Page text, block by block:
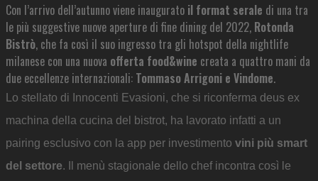
Con l’arrivo dell’autunno viene inaugurato il format serale di una tra
le più suggestive nuove aperture di fine dining del 2022, Rotonda
Bistrò, che fa così il suo ingresso tra gli hotspot della nightlife
milanese con una nuova offerta food&wine creata a quattro mani da
due eccellenze internazionali: Tommaso Arrigoni e Vindome.
Lo stellato di Innocenti Evasioni, che si riconferma deus ex
machina della cucina del bistrot, ha lavorato infatti a un
pairing esclusivo con la app per investimento vini più smart
del settore. Il menù stagionale dello chef incontra così le